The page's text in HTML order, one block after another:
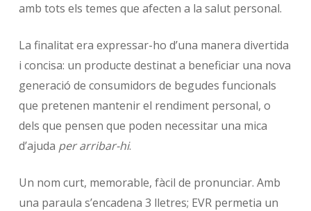
amb tots els temes que afecten a la salut personal.
La finalitat era expressar-ho d’una manera divertida
i concisa: un producte destinat a beneficiar una nova
generació de consumidors de begudes funcionals
que pretenen mantenir el rendiment personal, o
dels que pensen que poden necessitar una mica
d’ajuda per arribar-hi.
Un nom curt, memorable, fàcil de pronunciar. Amb
una paraula s’encadena 3 lletres; EVR permetia un